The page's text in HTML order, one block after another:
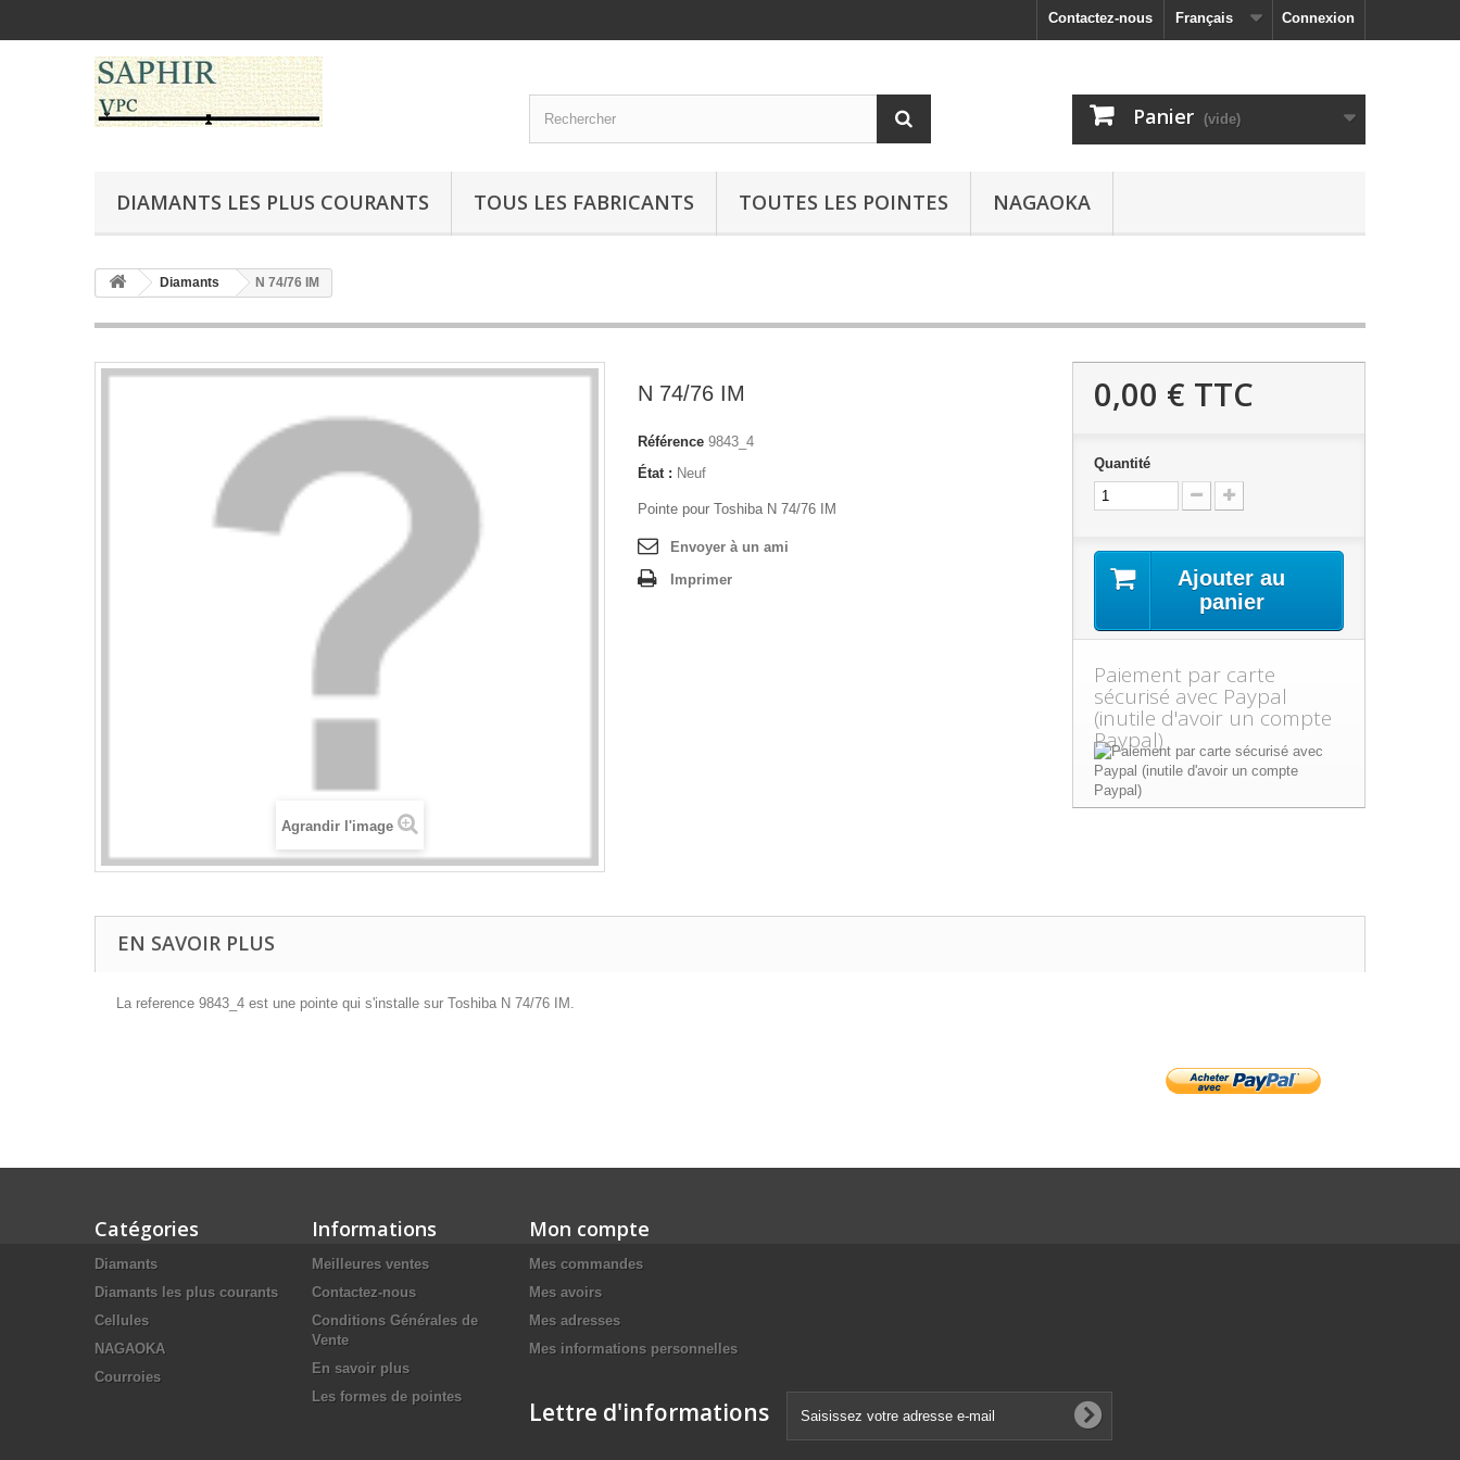
Connexion
Français
Contactez-nous
Panier (vide)
DIAMANTS LES PLUS COURANTS TOUS LES FABRICANTS TOUTES LES POINTES NAGAOKA
Diamants N 74/76 IM
Agrandir l'image
N 74/76 IM
Référence 9843_4
État : Neuf
Pointe pour Toshiba N 74/76 IM
Envoyer à un ami
Imprimer
0,00 € TTC
Quantité
Ajouter au
panier
Paiement par carte
sécurisé avec Paypal
(inutile d'avoir un compte
Paypal)
EN SAVOIR PLUS
La reference 9843_4 est une pointe qui s'installe sur Toshiba N 74/76 IM.
Catégories
Diamants
Diamants les plus courants
Cellules
NAGAOKA
Courroies
Informations
Meilleures ventes
Contactez-nous
Conditions Générales de
Vente
En savoir plus
Les formes de pointes
Mon compte
Mes commandes
Mes avoirs
Mes adresses
Mes informations personnelles
Lettre d'informations